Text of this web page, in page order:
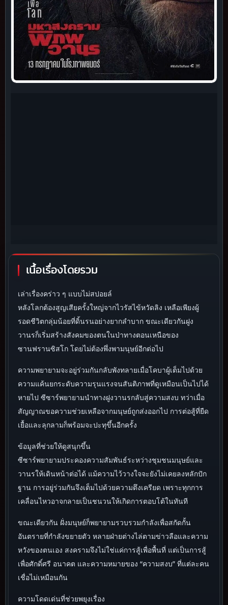
เนื้อเรื่องโดยรวม
เล่าเรื่องคร่าว ๆ แบบไม่สปอยล์
หลังโลกต้องสูญเสียครั้งใหญ่จากไวรัสไข้หวัดลิง เหลือเพียงผู้
รอดชีวิตกลุ่มน้อยที่ดิ้นรนอย่างยากลำบาก ขณะเดียวกันฝูง
วานรก็เริ่มสร้างสังคมของตนในป่าทางตอนเหนือของ
ซานฟรานซิสโก โดยไม่ต้องพึ่งพามนุษย์อีกต่อไป
ความพยายามจะอยู่ร่วมกันกลับพังทลายเมื่อโคบาผู้เต็มไปด้วย
ความแค้นยกระดับความรุนแรงจนสันติภาพที่ดูเหมือนเป็นไปได้
หายไป ซีซาร์พยายามนำทางฝูงวานรกลับสู่ความสงบ ทว่าเมื่อ
สัญญาณขอความช่วยเหลือจากมนุษย์ถูกส่งออกไป การต่อสู้ที่ยืด
เยื้อและลุกลามก็พร้อมจะปะทุขึ้นอีกครั้ง
ข้อมูลที่ช่วยให้ดูสนุกขึ้น
ซีซาร์พยายามประคองความสัมพันธ์ระหว่างชุมชนมนุษย์และ
วานรให้เดินหน้าต่อได้ แม้ความไว้วางใจจะยังไม่เคยลงหลักปัก
ฐาน การอยู่ร่วมกันจึงเต็มไปด้วยความตึงเครียด เพราะทุกการ
เคลื่อนไหวอาจกลายเป็นชนวนให้เกิดการตอบโต้ในทันที
ขณะเดียวกัน ฝั่งมนุษย์ก็พยายามรวบรวมกำลังเพื่อสกัดกั้น
อันตรายที่กำลังขยายตัว หลายฝ่ายต่างไล่ตามข่าวลือและความ
หวังของตนเอง สงครามจึงไม่ใช่แค่การสู้เพื่อพื้นที่ แต่เป็นการสู้
เพื่อศักดิ์ศรี อนาคต และความหมายของ “ความสงบ” ที่แต่ละคน
เชื่อไม่เหมือนกัน
ความโดดเด่นที่ช่วยพยุงเรื่อง